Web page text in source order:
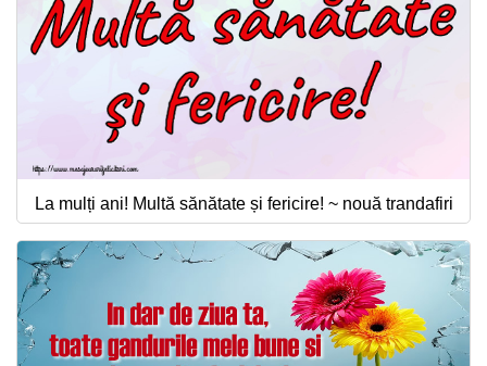
La mulți ani! Multă sănătate și fericire! ~ nouă trandafiri